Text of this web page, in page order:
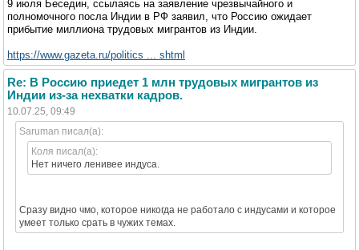
9 июля Беседин, ссылаясь на заявление чрезвычайного и
полномочного посла Индии в РФ заявил, что Россию ожидает
прибытие миллиона трудовых мигрантов из Индии.
https://www.gazeta.ru/politics ... shtml
Re: В Россию приедет 1 млн трудовых мигрантов из
Индии из-за нехватки кадров.
10.07.25, 09:49
Saruman писал(а):
Коля писал(а):
Нет ничего ленивее индуса.
Сразу видно чмо, которое никогда не работало с индусами и которое
умеет только срать в чужих темах.